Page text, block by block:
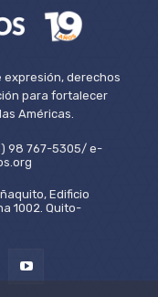
expresión, derechos
para fortalecer
Américas.
98 767-5305/ e-
Edificio
1002. Quito-